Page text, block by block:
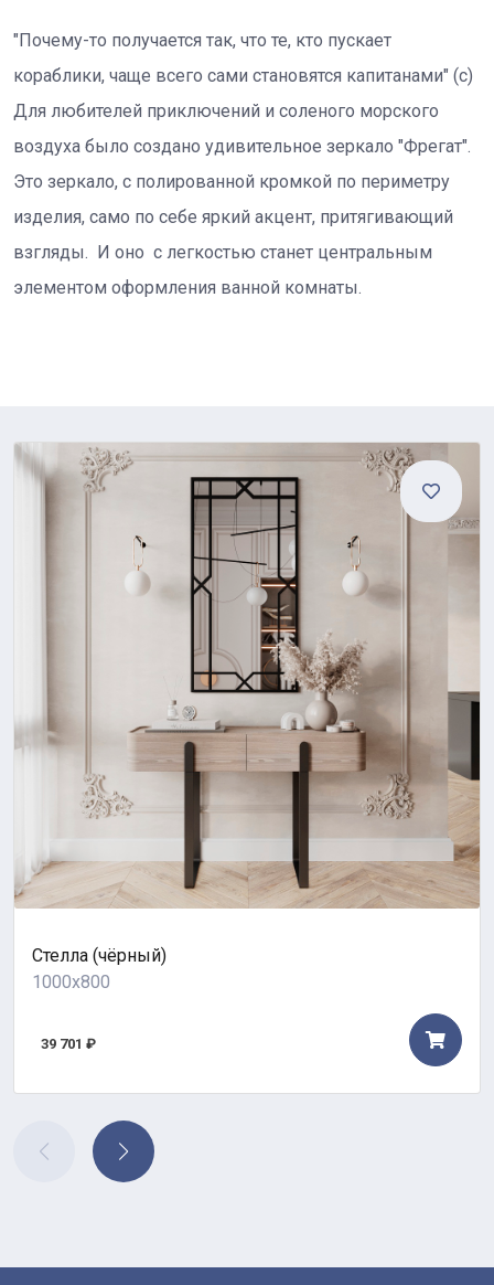
"Почему-то получается так, что те, кто пускает
кораблики, чаще всего сами становятся капитанами" (с)
Для любителей приключений и соленого морского
воздуха было создано удивительное зеркало "Фрегат".
Это зеркало, с полированной кромкой по периметру
изделия, само по себе яркий акцент, притягивающий
взгляды. И оно с легкостью станет центральным
элементом оформления ванной комнаты.
Стелла (чёрный)
1000x800
39 701 ₽